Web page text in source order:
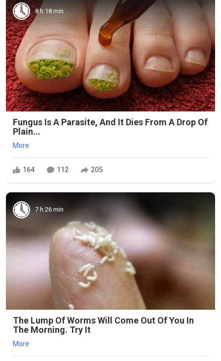
8 h 18 min
Fungus Is A Parasite, And It Dies From A Drop Of
Plain...
More
164 112 205
7 h 26 min
The Lump Of Worms Will Come Out Of You In
The Morning. Try It
More